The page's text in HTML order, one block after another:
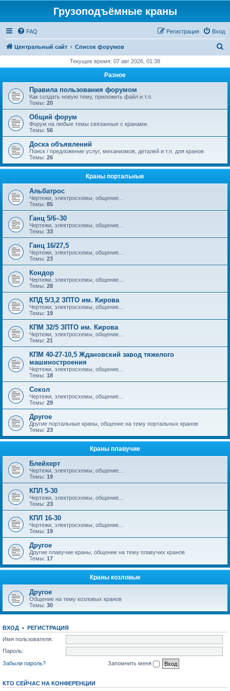
Грузоподъёмные краны
FAQ Вход
Регистрация
Центральный сайт Список форумов
с
Текущее время: 07 авг 2026, 01:38
Разное
Правила пользования форумом
Как создать новую тему, приложить файл и т.п.
Темы: 20
Общий форум
Форум на любые темы связанные с кранами.
Темы: 56
Доска объявлений
Поиск / предложение услуг, механизмов, деталей и т.п. для кранов
Темы: 26
Краны портальные
Альбатрос
Чертежи, электросхемы, общение...
Темы: 85
Ганц 5/6–30
Чертежи, электросхемы, общение...
Темы: 33
Ганц 16/27,5
Чертежи, электросхемы, общение...
Темы: 23
Кондор
Чертежи, электросхемы, общение...
Темы: 28
КПД 5/3,2 ЗПТО им. Кирова
Чертежи, электросхемы, общение...
Темы: 19
КПМ 32/5 ЗПТО им. Кирова
Чертежи, электросхемы, общение...
Темы: 21
КПМ 40-27-10,5 Ждановский завод тяжелого
машиностроения
Чертежи, электросхемы, общение...
Темы: 18
Сокол
Чертежи, электросхемы, общение...
Темы: 29
Другое
Другие портальные краны, общение на тему портальных кранов
Темы: 23
Краны плавучие
Блейхерт
Чертежи, электросхемы, общение...
Темы: 19
КПЛ 5-30
Чертежи, электросхемы, общение...
Темы: 23
КПЛ 16-30
Чертежи, электросхемы, общение...
Темы: 19
Другое
Другие плавучие краны, общение на тему плавучих кранов
Темы: 17
Краны козловые
Другое
Общение на тему козловых кранов
Темы: 30
ВХОД • РЕГИСТРАЦИЯ
Имя пользователя:
Пароль:
Забыли пароль?
Запомнить меня
КТО СЕЙЧАС НА КОНФЕРЕНЦИИ